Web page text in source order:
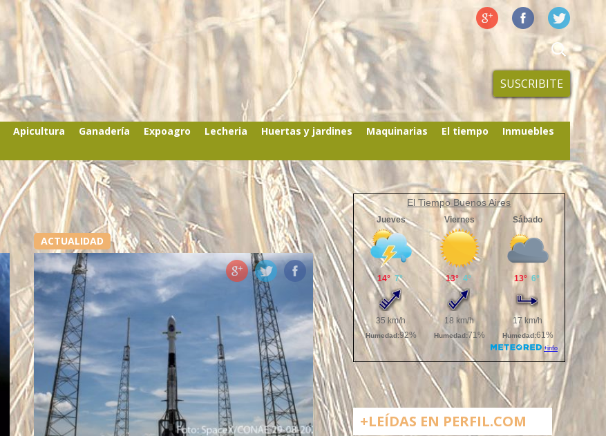
SUSCRIBITE
Apicultura Ganadería Expoagro Lecheria Huertas y jardines Maquinarias El tiempo
Inmuebles
ACTUALIDAD
El Tiempo Buenos Aires
+LEÍDAS EN PERFIL.COM